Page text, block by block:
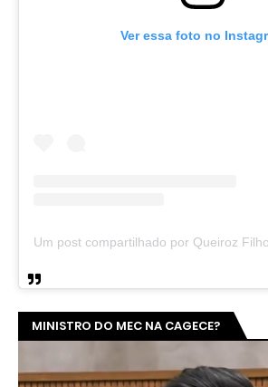
Ver essa foto no
Um post compartilhado por Queiroz
MINISTRO DO MEC NA CAGECE?